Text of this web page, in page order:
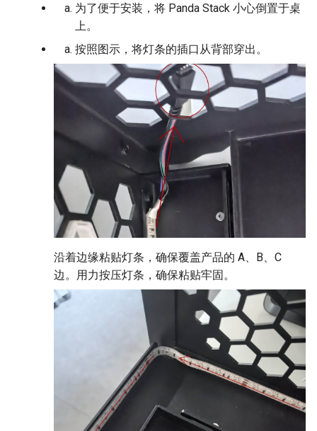
为了便于安装，将 Panda Stack 小心倒置于桌
上。
按照图示，将灯条的插口从背部穿出。
沿着边缘粘贴灯条，确保覆盖产品的 A、B、C
边。用力按压灯条，确保粘贴牢固。